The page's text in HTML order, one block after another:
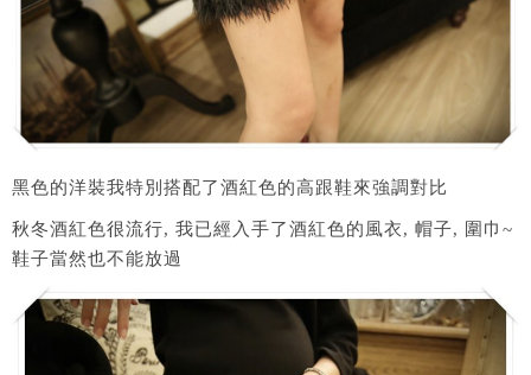
黑色的洋裝我特別搭配了酒紅色的高跟鞋來強調對比
秋冬酒紅色很流行, 我已經入手了酒紅色的風衣, 帽子, 圍巾~
鞋子當然也不能放過